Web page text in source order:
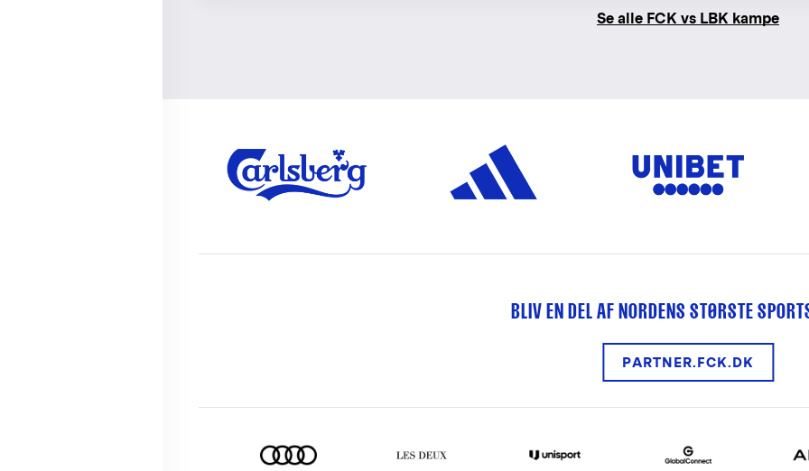
Se alle FCK vs LBK kampe
BLIV EN DEL AF NORDENS STØRSTE
PARTNER.FCK.DK